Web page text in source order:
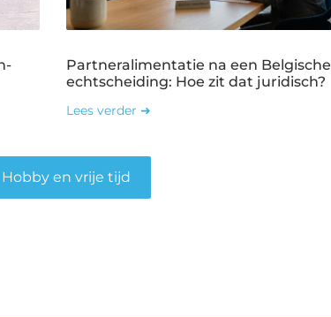
Partneralimentatie na een Belgische
echtscheiding: Hoe zit dat juridisch?
Lees verder ➜
Hobby en vrije tijd